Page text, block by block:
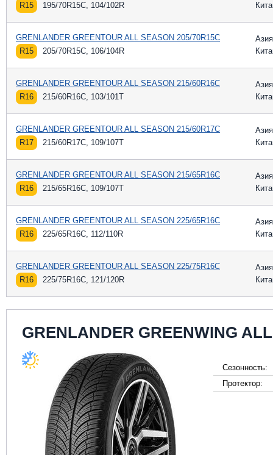
R15
195/70R15C, 104/102R
GRENLANDER GREENTOUR ALL SEASON 205/70R15C
R15
205/70R15C, 106/104R
Азия
GRENLANDER GREENTOUR ALL SEASON 215/60R16C
R16
215/60R16C, 103/101T
Азия
GRENLANDER GREENTOUR ALL SEASON 215/60R17C
R17
215/60R17C, 109/107T
Азия
GRENLANDER GREENTOUR ALL SEASON 215/65R16C
R16
215/65R16C, 109/107T
Азия
GRENLANDER GREENTOUR ALL SEASON 225/65R16C
R16
225/65R16C, 112/110R
Азия
GRENLANDER GREENTOUR ALL SEASON 225/75R16C
R16
225/75R16C, 121/120R
Азия
GRENLANDER GREENWING
Сезонность:
Протектор: